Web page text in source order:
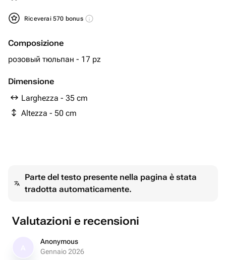
Riceverai 570 bonus
Composizione
розовый тюльпан - 17 pz
Dimensione
Larghezza - 35 cm
Altezza - 50 cm
Parte del testo presente nella pagina è stata
tradotta automaticamente.
Valutazioni e recensioni
Anonymous
Gennaio 2026